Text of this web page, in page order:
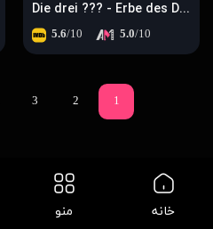
Die drei ??? - Erbe des Drachen
5.6/10 5.0/10
1
2
3
خانه منو